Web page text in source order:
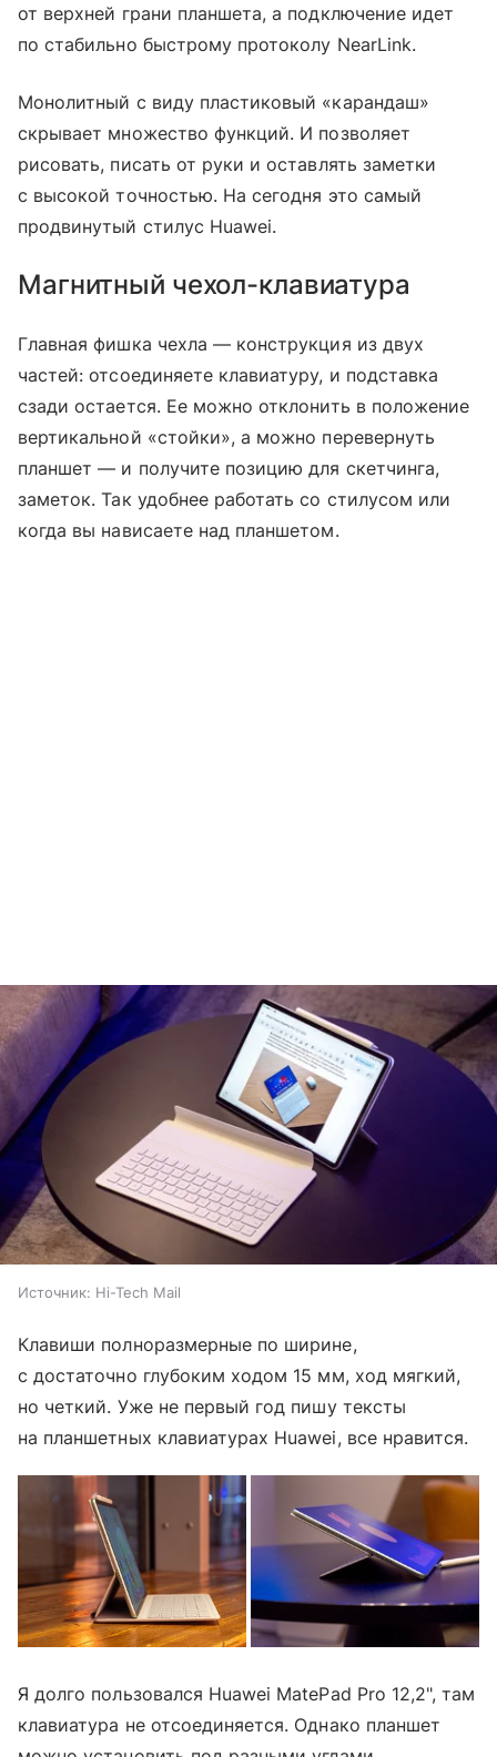
от верхней грани планшета, а подключение идет
по стабильно быстрому протоколу NearLink.
Монолитный с виду пластиковый «карандаш»
скрывает множество функций. И позволяет
рисовать, писать от руки и оставлять заметки
с высокой точностью. На сегодня это самый
продвинутый стилус Huawei.
Магнитный чехол-клавиатура
Главная фишка чехла — конструкция из двух
частей: отсоединяете клавиатуру, и подставка
сзади остается. Ее можно отклонить в положение
вертикальной «стойки», а можно перевернуть
планшет — и получите позицию для скетчинга,
заметок. Так удобнее работать со стилусом или
когда вы нависаете над планшетом.
Источник: Hi-Tech Mail
Клавиши полноразмерные по ширине,
с достаточно глубоким ходом 15 мм, ход мягкий,
но четкий. Уже не первый год пишу тексты
на планшетных клавиатурах Huawei, все нравится.
Я долго пользовался Huawei MatePad Pro 12,2", там
клавиатура не отсоединяется. Однако планшет